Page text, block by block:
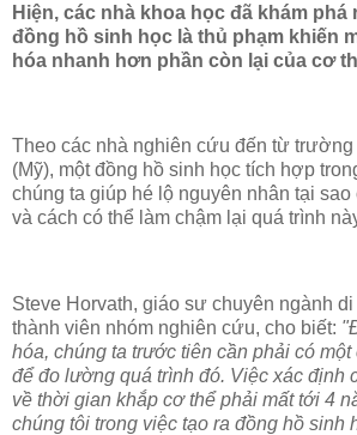
Hiện, các nhà khoa học đã khám phá
đồng hồ sinh học là thủ phạm khiến
hóa nhanh hơn phần còn lại của cơ
Theo các nhà nghiên cứu đến từ
(Mỹ), một đồng hồ sinh học tích hợp
chúng ta giúp hé lộ nguyên nhân tại
và cách có thể làm chậm lại quá trình
Steve Horvath, giáo sư chuyên ngành
thành viên nhóm nghiên cứu, cho biết:
hóa, chúng ta trước tiên cần phải có
để đo lường quá trình đó. Việc xác định
về thời gian khắp cơ thể phải mất tới 4
chúng tôi trong việc tạo ra đồng hồ sinh